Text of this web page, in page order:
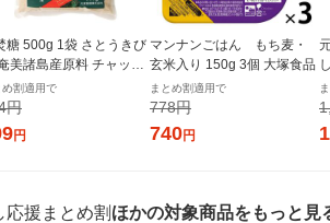
糖 500g 1袋 さとうきび
美諸島産原料 チャック
め割適用で
円
円
マンナンごはん もち麦・
玄米入り 150g 3個 大塚食品
まとめ割適用で
778円
740円
応援まとめ割 ほかの対象商品をもっと見